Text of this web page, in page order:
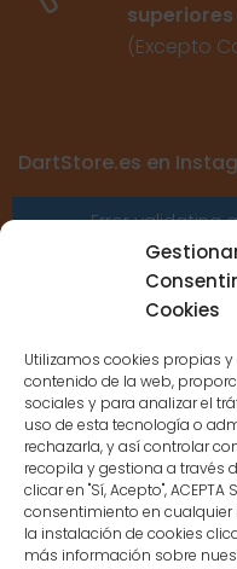
Cookies
Utilizamos cookies propias
contenido de la web,
sociales y para analizar el
uso de esta tecnología o
rechazarla, y así controlar
recopila y gestiona a través
clicar en "Sí, Acepto",
consentimiento en cualquier
la instalación de cookies
más información sobre
superiores
(Excepto
DartStore.es en
Error validating
Sessions for
because the
CONTACTO
MENÚ PRINCIPAL